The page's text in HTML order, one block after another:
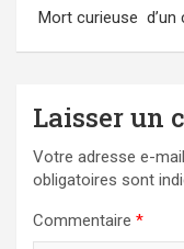
Mort curieuse d’un
Laisser un
Votre adresse e-
obligatoires sont
Commentaire *